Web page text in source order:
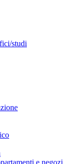
studi
e negozi